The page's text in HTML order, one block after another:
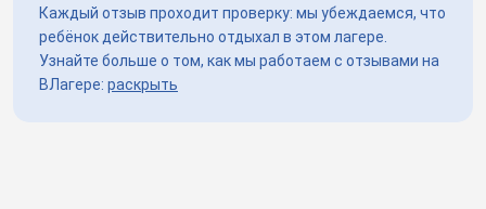
Каждый отзыв проходит проверку: мы убеждаемся, что
ребёнок действительно отдыхал в этом лагере.
Узнайте больше о том, как мы работаем с отзывами на
ВЛагере: раскрыть